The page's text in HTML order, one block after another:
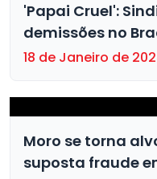
'Papai Cruel':
demissões no
Natal
18 de Janeiro de
Moro se torna
suposta fraude